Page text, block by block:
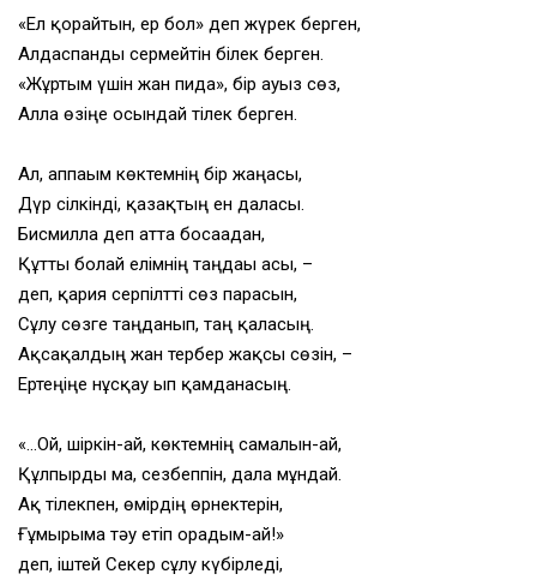
«Ел қорғайтын, ер бол» деп жүрек берген,
Алдаспанды сермейтін білек берген.
«Жұртым үшін жан пида», бір ауыз сөз,
Алла өзіңе осындай тілек берген.
Ал, аппағым көктемнің бір жаңасы,
Дүр сілкінді, қазақтың ен даласы.
Бисмилла деп атта босағадан,
Құтты болғай елімнің таңдағы асы, –
деп, қария серпілтті сөз парасын,
Сұлу сөзге таңданып, таң қаласың.
Ақсақалдың жан тербер жақсы сөзін, –
Ертеңіңе нұсқау ғып қамданасың.
«…Ой, шіркін-ай, көктемнің самалын-ай,
Құлпырды ма, сезбеппін, дала мұндай.
Ақ тілекпен, өмірдің өрнектерін,
Ғұмырыма тәу етіп орадым-ай!»
деп, іштей Секер сұлу күбірледі,